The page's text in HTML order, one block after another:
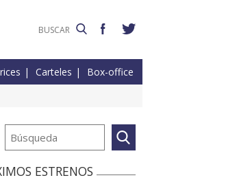
Carteles Box-office
ESTRENOS